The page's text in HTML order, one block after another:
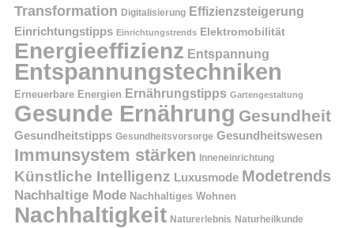
Transformation Digitalisierung Effizienzsteigerung
Einrichtungstipps Einrichtungstrends Elektromobilität
Energieeffizienz Entspannung
Entspannungstechniken
Erneuerbare Energien Ernährungstipps Gartengestaltung
Gesunde Ernährung Gesundheit
Gesundheitstipps Gesundheitsvorsorge Gesundheitswesen
Immunsystem stärken Inneneinrichtung
Künstliche Intelligenz Luxusmode Modetrends
Nachhaltige Mode Nachhaltiges Wohnen
Nachhaltigkeit Naturerlebnis Naturheilkunde